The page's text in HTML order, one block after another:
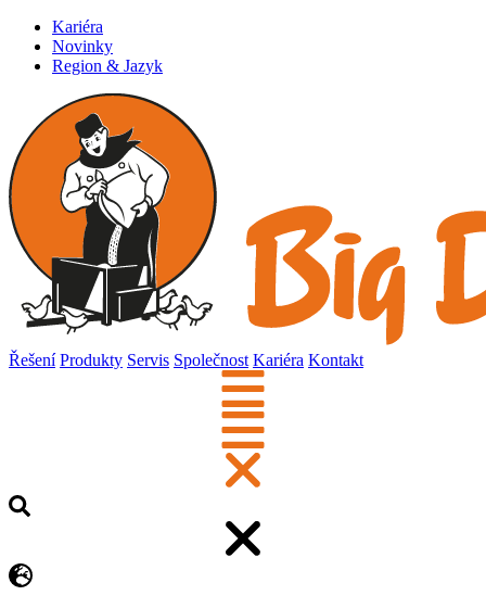
Kariéra
Novinky
Region & Jazyk
Řešení Produkty Servis Společnost Kariéra Kontakt